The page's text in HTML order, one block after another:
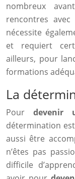
nombreux
rencontres
nécessite
et requiert
ailleurs, pour
formations
La
Pourdevenir
détermination
aussi être
n’êtes pas
difficile